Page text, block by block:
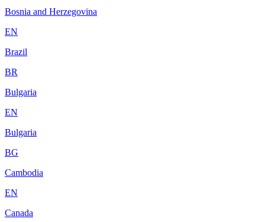
Bosnia and Herzegovina
EN
Brazil
BR
Bulgaria
EN
Bulgaria
BG
Cambodia
EN
Canada